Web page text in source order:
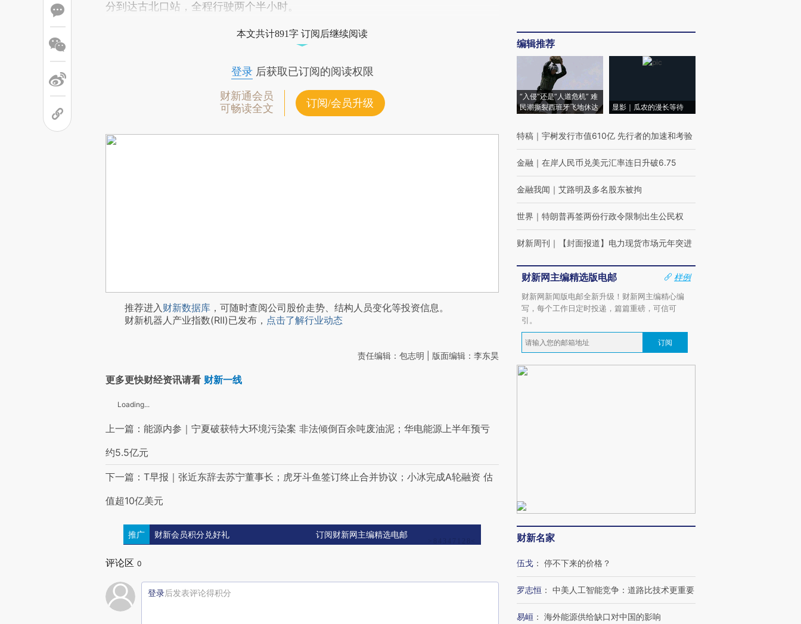
分到达古北口站，全程行驶两个半小时。
本文共计891字 订阅后继续阅读
登录后获取已订阅的阅读权限
财新通会员
可畅读全文
订阅/会员升级
推荐进入财新数据库 ，可随时查阅公司股价走势、结构人员变化等投资信息。
财新机器人产业指数(RII)已发布， 点击了解行业动态
责任编辑：包志明 | 版面编辑：李东昊
更多更快财经资讯请看 财新一线
Loading...
上一篇：能源内参｜宁夏破获特大环境污染案 非法倾倒百余吨废油泥；华电能源上半年预亏
约5.5亿元
下一篇：T早报｜张近东辞去苏宁董事长；虎牙斗鱼签订终止合并协议；小冰完成A轮融资 估
值超10亿美元
推广 财新会员积分兑好礼 订阅财新网主编精选电邮
评论区 0
登录后发表评论得积分
编辑推荐
“入侵”还是“人道危机” 难
民潮撕裂西班牙飞地休达
显影｜瓜农的漫长等待
特稿 ｜ 宇树发行市值610亿 先行者的加速和考验
金融 ｜ 在岸人民币兑美元汇率连日升破6.75
金融我闻 ｜ 艾路明及多名股东被拘
世界 ｜ 特朗普再签两份行政令限制出生公民权
财新周刊 ｜ 【封面报道】电力现货市场元年突进
财新网主编精选版电邮
样例
财新网新闻版电邮全新升级！财新网主编精心编
写，每个工作日定时投递，篇篇重磅，可信可
引。
订阅
财新名家
伍戈 ： 停不下来的价格？
罗志恒 ： 中美人工智能竞争：道路比技术更重要
易峘 ： 海外能源供给缺口对中国的影响